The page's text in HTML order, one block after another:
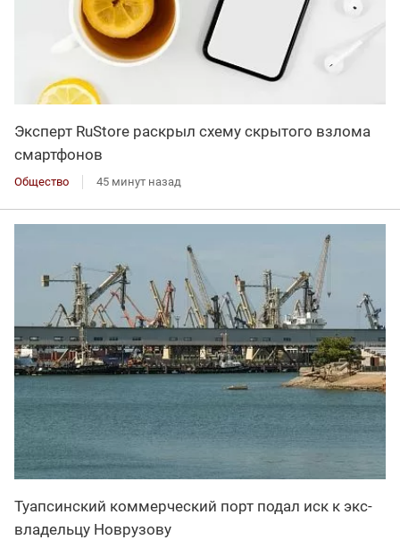
Эксперт RuStore раскрыл схему скрытого взлома
смартфонов
Общество 45 минут назад
Туапсинский коммерческий порт подал иск к экс-
владельцу Новрузову